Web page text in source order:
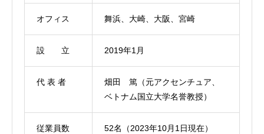
オフィス 舞浜、大崎、大阪、宮崎
設 立 2019年1月
代 表 者
畑田 篤（元アクセンチュア、
ベトナム国立大学名誉教授）
従業員数 52名（2023年10月1日現在）